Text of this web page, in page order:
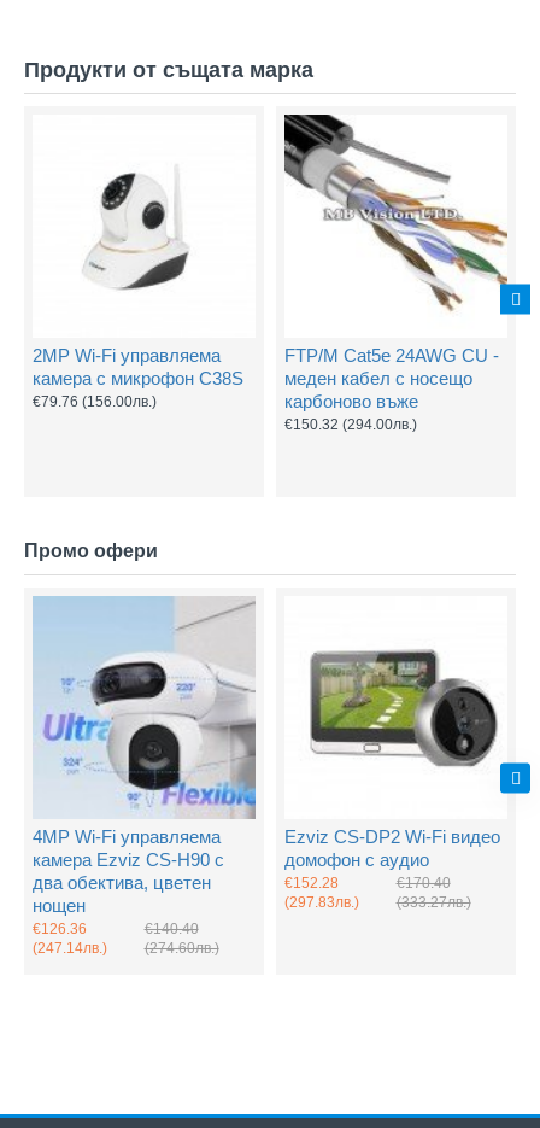
Продукти от същата марка
2MP Wi-Fi управляема
камера с микрофон C38S
€79.76 (156.00лв.)
FTP/M Cat5e 24AWG CU -
меден кабел с носещо
карбоново въже
€150.32 (294.00лв.)
Промо офери
4MP Wi-Fi управляема
камера Ezviz CS-H90 с
два обектива, цветен
нощен
€126.36
(247.14лв.)
€140.40
(274.60лв.)
Ezviz CS-DP2 Wi-Fi видео
домофон с аудио
€152.28
(297.83лв.)
€170.40
(333.27лв.)